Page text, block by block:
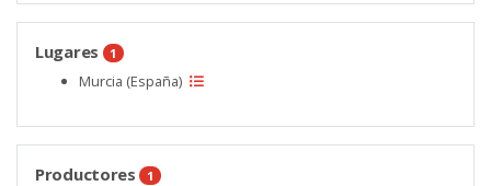
Lugares 1
Murcia (España)
Productores 1